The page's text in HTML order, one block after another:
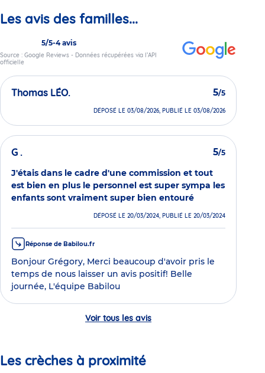
Les avis des familles...
5/5-4 avis
Source : Google Reviews - Données récupérées via l’API
officielle
Thomas LÉO. 5/5
DÉPOSÉ LE 03/08/2026, PUBLIÉ LE 03/08/2026
G . 5/5
J'étais dans le cadre d'une commission et tout
est bien en plus le personnel est super sympa les
enfants sont vraiment super bien entouré
DÉPOSÉ LE 20/03/2024, PUBLIÉ LE 20/03/2024
Réponse de Babilou.fr
Bonjour Grégory, Merci beaucoup d'avoir pris le
temps de nous laisser un avis positif! Belle
journée, L'équipe Babilou
Voir tous les avis
Les crèches à proximité